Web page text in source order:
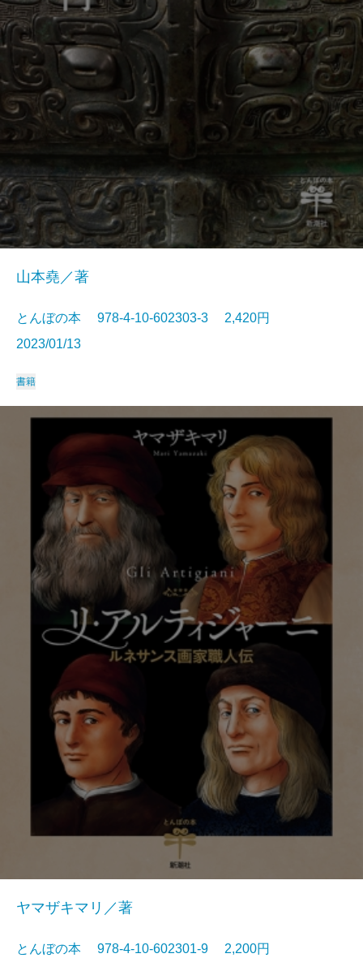
山本堯／著
とんぼの本 978-4-10-602303-3 2,420円
2023/01/13
書籍
ヤマザキマリ／著
とんぼの本 978-4-10-602301-9 2,200円